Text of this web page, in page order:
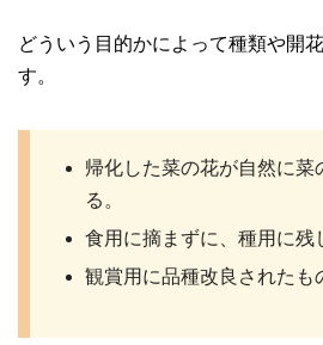
どういう目的かによって種類や開
す。
帰化した菜の花が自然に菜
る。
食用に摘まずに、種用に残
観賞用に品種改良されたも